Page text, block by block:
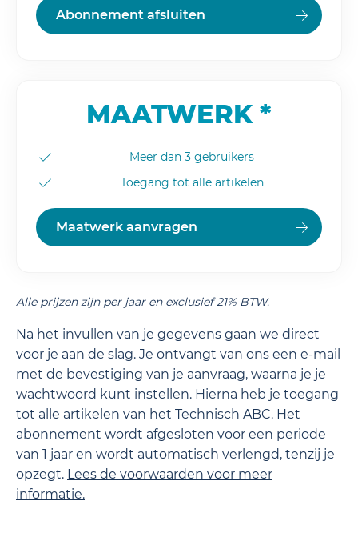
Abonnement afsluiten
MAATWERK *
Meer dan 3 gebruikers
Toegang tot alle artikelen
Maatwerk aanvragen
Alle prijzen zijn per jaar en exclusief 21% BTW.
Na het invullen van je gegevens gaan we direct
voor je aan de slag. Je ontvangt van ons een e-mail
met de bevestiging van je aanvraag, waarna je je
wachtwoord kunt instellen. Hierna heb je toegang
tot alle artikelen van het Technisch ABC. Het
abonnement wordt afgesloten voor een periode
van 1 jaar en wordt automatisch verlengd, tenzij je
opzegt. Lees de voorwaarden voor meer
informatie.